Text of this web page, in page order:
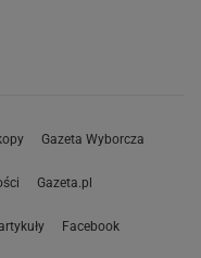
Gazeta Wyborcza
Gazeta.pl
Facebook